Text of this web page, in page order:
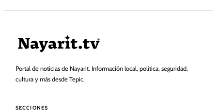
Portal de noticias de Nayarit. Información local, política, seguridad,
cultura y más desde Tepic.
SECCIONES